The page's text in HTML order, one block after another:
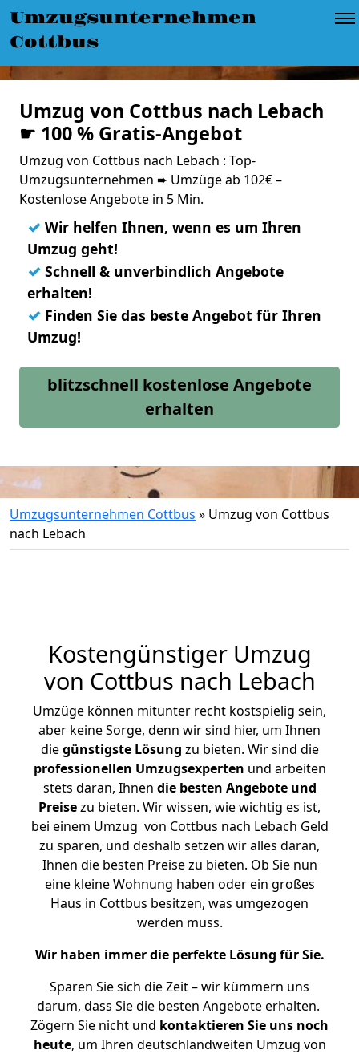
Umzugsunternehmen
Cottbus
Umzug von Cottbus nach Lebach
☛ 100 % Gratis-Angebot
Umzug von Cottbus nach Lebach : Top-
Umzugsunternehmen ➨ Umzüge ab 102€ –
Kostenlose Angebote in 5 Min.
✓ Wir helfen Ihnen, wenn es um Ihren
Umzug geht!
✓ Schnell & unverbindlich Angebote
erhalten!
✓ Finden Sie das beste Angebot für Ihren
Umzug!
blitzschnell kostenlose Angebote
erhalten
Umzugsunternehmen Cottbus » Umzug von Cottbus
nach Lebach
Kostengünstiger Umzug
von Cottbus nach Lebach
Umzüge können mitunter recht kostspielig sein,
aber keine Sorge, denn wir sind hier, um Ihnen
diegünstigste Lösung zu bieten. Wir sind die
professionellen Umzugsexperten und arbeiten
stets daran, Ihnen die besten Angebote und
Preisezu bieten. Wir wissen, wie wichtig es ist,
bei einem Umzug von Cottbus nach Lebach Geld
zu sparen, und deshalb setzen wir alles daran,
Ihnen die besten Preise zu bieten. Ob Sie nun
eine kleine Wohnung haben oder ein großes
Haus in Cottbus besitzen, was umgezogen
werden muss.
Wir haben immer die perfekte Lösung für Sie.
Sparen Sie sich die Zeit – wir kümmern uns
darum, dass Sie die besten Angebote erhalten.
Zögern Sie nicht und kontaktieren Sie uns noch
heute, um Ihren deutschlandweiten Umzug von